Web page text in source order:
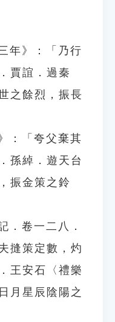
年》：「乃行
賈誼．過秦
之餘烈，振長
：「夸父棄其
孫綽．遊天台
振金策之鈴
．卷一二八．
摓策定數，灼
王安石〈禮樂
月星辰陰陽之